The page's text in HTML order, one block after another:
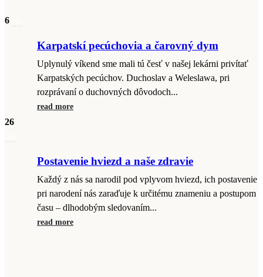
6
Karpatskí pecúchovia a čarovný dym
Uplynulý víkend sme mali tú česť v našej lekárni privítať
Karpatských pecúchov. Duchoslav a Weleslawa, pri
rozprávaní o duchovných dôvodoch...
read more
26
Postavenie hviezd a naše zdravie
Každý z nás sa narodil pod vplyvom hviezd, ich postavenie
pri narodení nás zaraďuje k určitému znameniu a postupom
času – dlhodobým sledovaním...
read more